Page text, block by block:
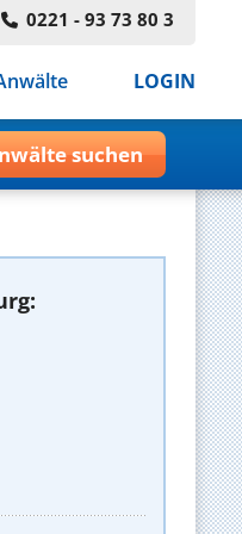
0221 - 93 73 80 3
LOGIN